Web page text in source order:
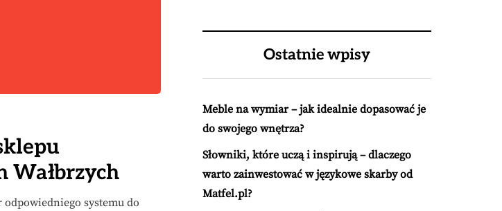
Wałbrzych
systemu do
Ostatnie wpisy
Meble na wymiar – jak idealnie dopasować je
do swojego wnętrza?
Słowniki, które uczą i inspirują – dlaczego
warto zainwestować w językowe skarby od
Matfel.pl?